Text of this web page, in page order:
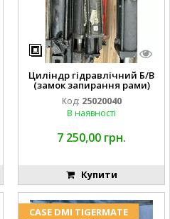
Циліндр гідравлічний Б/В
(замок запирання рами)
2''X4'' 25320040
Код: 25020040
В наявності
7 250,00 грн.
Купити
CASE DMI TIGERMATE